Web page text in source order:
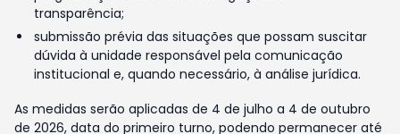
transparência;
submissão prévia das situações que possam suscitar
dúvida à unidade responsável pela comunicação
institucional e, quando necessário, à análise jurídica.
As medidas serão aplicadas de 4 de julho a 4 de outubro
de 2026, data do primeiro turno, podendo permanecer até